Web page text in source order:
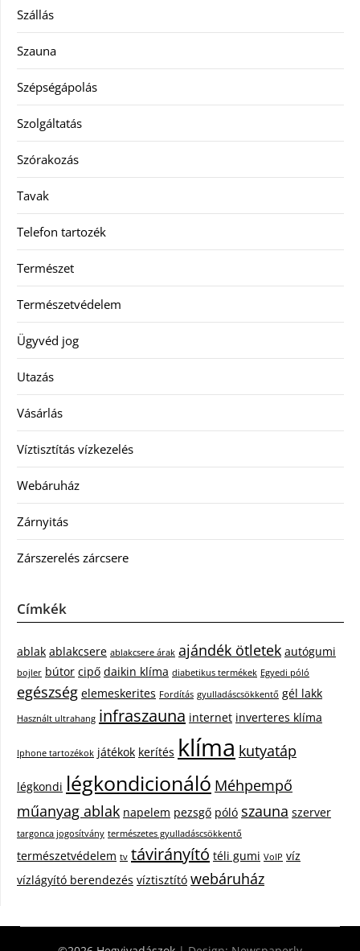
Szállás
Szauna
Szépségápolás
Szolgáltatás
Szórakozás
Tavak
Telefon tartozék
Természet
Természetvédelem
Ügyvéd jog
Utazás
Vásárlás
Víztisztítás vízkezelés
Webáruház
Zárnyitás
Zárszerelés zárcsere
Címkék
ablak ablakcsere ablakcsere árak ajándék ötletek autógumi
bojler bútor cipő daikin klíma diabetikus termékek Egyedi póló
egészség elemeskerites Fordítás gyulladáscsökkentő gél lakk
Használt ultrahang infraszauna internet inverteres klíma
Iphone tartozékok játékok kerítés klíma kutyatáp
légkondi légkondicionáló Méhpempő
műanyag ablak napelem pezsgő póló szauna szerver
targonca jogosítvány természetes gyulladáscsökkentő
természetvédelem tv távirányító téli gumi VoIP víz
vízlágyító berendezés víztisztító webáruház